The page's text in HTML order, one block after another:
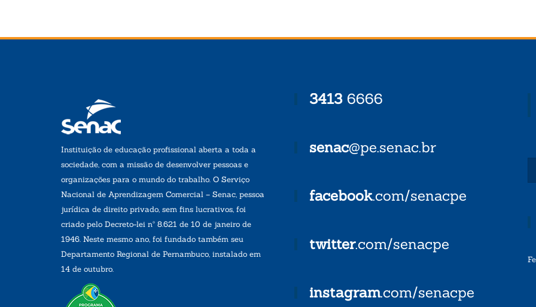
Instituição de educação profissional aberta a toda a
sociedade, com a missão de desenvolver pessoas e
organizações para o mundo do trabalho. O Serviço
Nacional de Aprendizagem Comercial – Senac, pessoa
jurídica de direito privado, sem fins lucrativos, foi
criado pelo Decreto-lei nº 8.621 de 10 de janeiro de
1946. Neste mesmo ano, foi fundado também seu
Departamento Regional de Pernambuco, instalado em
14 de outubro.
34136666
senac@pe.senac.br
facebook.com/senacpe
twitter.com/senacpe
instagram.com/senacpe